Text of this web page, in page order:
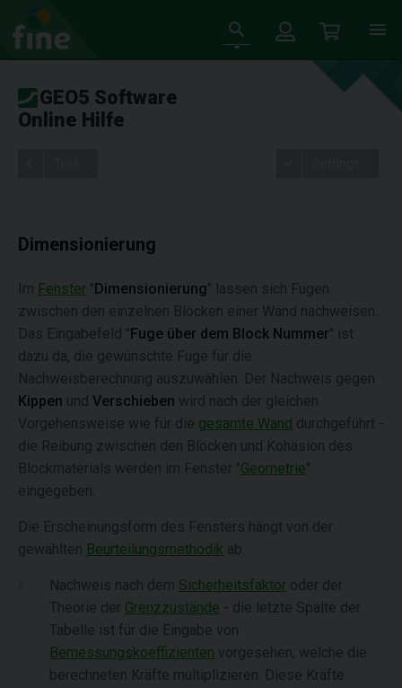
GEO5 Software
Online Hilfe
Dimensionierung
Im Fenster "Dimensionierung" lassen sich Fugen
zwischen den einzelnen Blöcken einer Wand nachweisen.
Das Eingabefeld "Fuge über dem Block Nummer" ist
dazu da, die gewünschte Fuge für die
Nachweisberechnung auszuwählen. Der Nachweis gegen
Kippen und Verschieben wird nach der gleichen
Vorgehensweise wie für die gesamte Wand durchgeführt -
die Reibung zwischen den Blöcken und Kohäsion des
Blockmaterials werden im Fenster "Geometrie"
eingegeben.
Die Erscheinungsform des Fensters hängt von der
gewählten Beurteilungsmethodik ab.
Nachweis nach dem Sicherheitsfaktor oder der
Theorie der Grenzzustände - die letzte Spalte der
Tabelle ist für die Eingabe von
Bemessungskoeffizienten vorgesehen, welche die
berechneten Kräfte multiplizieren. Diese Kräfte